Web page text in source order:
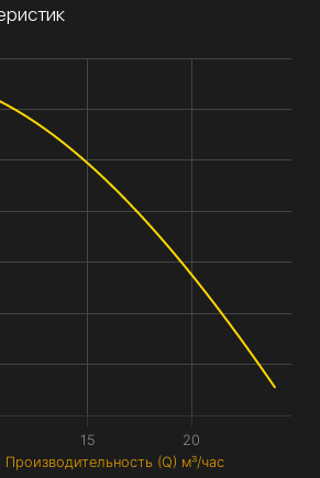
Производительность (Q) м³/час
15 20